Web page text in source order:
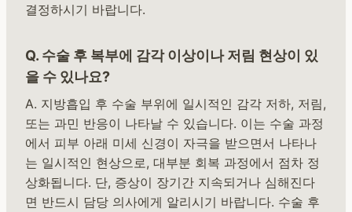
결정하시기 바랍니다.
Q. 수술 후 복부에 감각 이상이나 저림 현상이 있
을 수 있나요?
A. 지방흡입 후 수술 부위에 일시적인 감각 저하, 저림,
또는 과민 반응이 나타날 수 있습니다. 이는 수술 과정
에서 피부 아래 미세 신경이 자극을 받으면서 나타나
는 일시적인 현상으로, 대부분 회복 과정에서 점차 정
상화됩니다. 단, 증상이 장기간 지속되거나 심해진다
면 반드시 담당 의사에게 알리시기 바랍니다. 수술 후